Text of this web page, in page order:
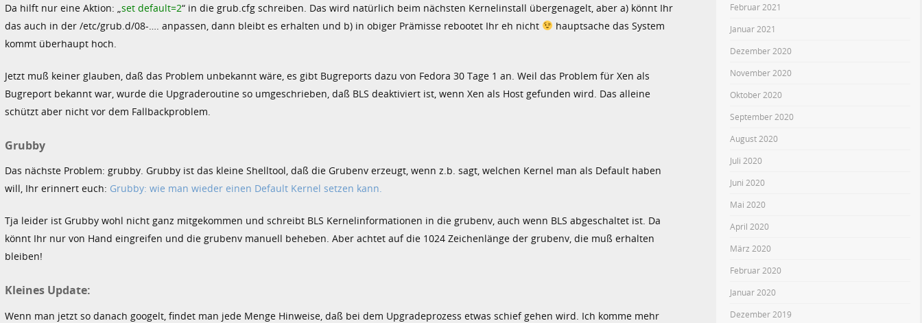
Da hilft nur eine Aktion: „ set default=2“ in die grub.cfg schreiben. Das wird natürlich beim nächsten Kernelinstall übergenagelt, aber a) könnt Ihr
das auch in der /etc/grub.d/08-…. anpassen, dann bleibt es erhalten und b) in obiger Prämisse rebootet Ihr eh nicht
hauptsache das System
kommt überhaupt hoch.
Jetzt muß keiner glauben, daß das Problem unbekannt wäre, es gibt Bugreports dazu von Fedora 30 Tage 1 an. Weil das Problem für Xen als
Bugreport bekannt war, wurde die Upgraderoutine so umgeschrieben, daß BLS deaktiviert ist, wenn Xen als Host gefunden wird. Das alleine
schützt aber nicht vor dem Fallbackproblem.
Grubby
Das nächste Problem: grubby. Grubby ist das kleine Shelltool, daß die Grubenv erzeugt, wenn z.b. sagt, welchen Kernel man als Default haben
will, Ihr erinnert euch: Grubby: wie man wieder einen Default Kernel setzen kann.
Tja leider ist Grubby wohl nicht ganz mitgekommen und schreibt BLS Kernelinformationen in die grubenv, auch wenn BLS abgeschaltet ist. Da
könnt Ihr nur von Hand eingreifen und die grubenv manuell beheben. Aber achtet auf die 1024 Zeichenlänge der grubenv, die muß erhalten
bleiben!
Kleines Update:
Wenn man jetzt so danach googelt, findet man jede Menge Hinweise, daß bei dem Upgradeprozess etwas schief gehen wird. Ich komme mehr
Februar 2021
Januar 2021
Dezember 2020
November 2020
Oktober 2020
September 2020
August 2020
Juli 2020
Juni 2020
Mai 2020
April 2020
März 2020
Februar 2020
Januar 2020
Dezember 2019